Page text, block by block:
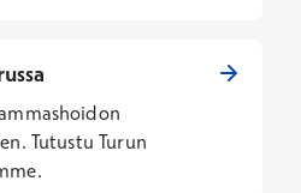
Tutustu Turun